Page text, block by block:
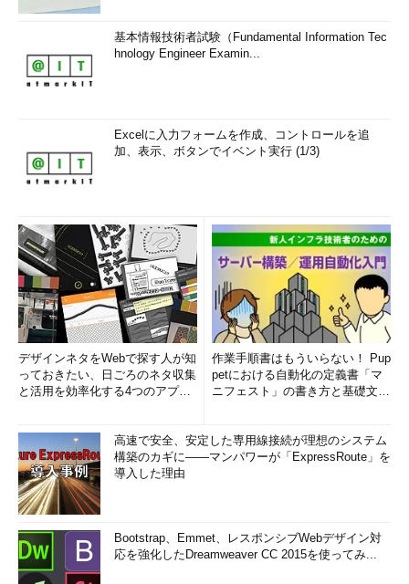
基本情報技術者試験（Fundamental Information Tec
hnology Engineer Examin...
Excelに入力フォームを作成、コントロールを追
加、表示、ボタンでイベント実行 (1/3)
デザインネタをWebで探す人が知
っておきたい、日ごろのネタ収集
と活用を効率化する4つのアプリ
作業手順書はもういらない！ Pup
petにおける自動化の定義書「マ
ニフェスト」の書き方と基礎文法
高速で安全、安定した専用線接続が理想のシステム
構築のカギに――マンパワーが「ExpressRoute」を
導入した理由
Bootstrap、Emmet、レスポンシブWebデザイン対
応を強化したDreamweaver CC 2015を使ってみ...